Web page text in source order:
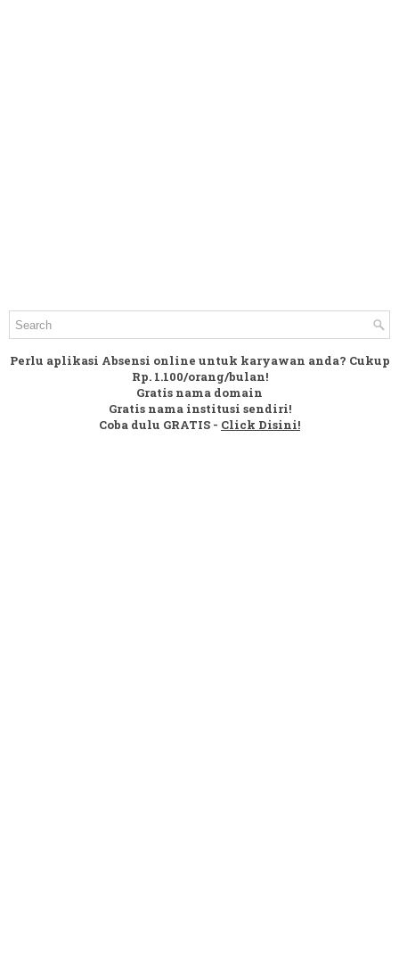
Perlu aplikasi Absensi online untuk karyawan anda? Cukup
Rp. 1.100/orang/bulan!
Gratis nama domain
Gratis nama institusi sendiri!
Coba dulu GRATIS - Click Disini!